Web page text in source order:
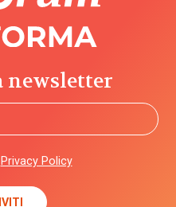
Privacy Policy